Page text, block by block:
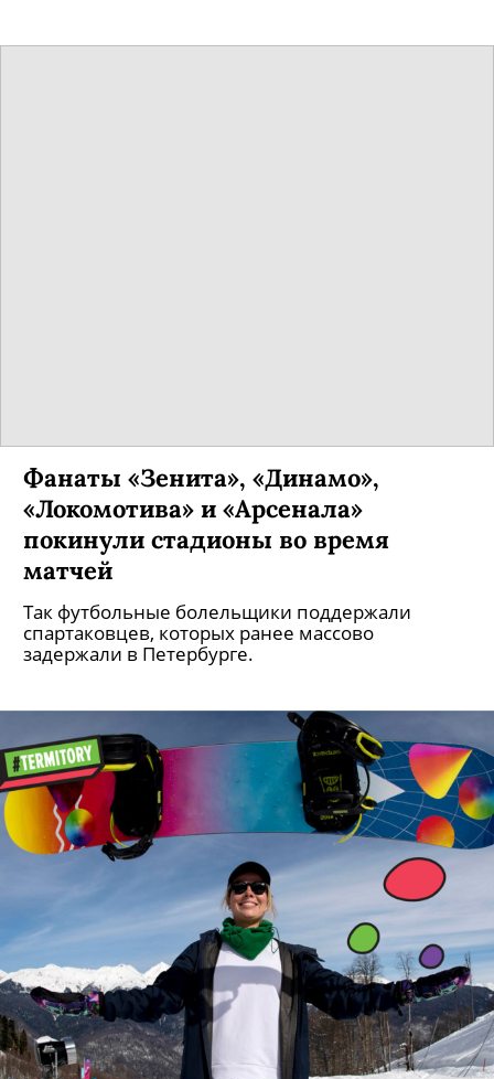
Фанаты «Зенита», «Динамо»,
«Локомотива» и «Арсенала»
покинули стадионы во время
матчей
Так футбольные болельщики поддержали
спартаковцев, которых ранее массово
задержали в Петербурге.